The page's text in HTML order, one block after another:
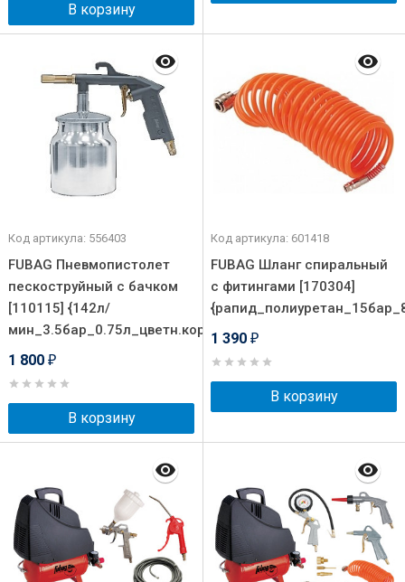
В корзину
Код артикула: 556403
FUBAG Пневмопистолет
пескоструйный с бачком
[110115] {142л/
мин_3.5бар_0.75л_цветн.коробка}
1 800 ₽
В корзину
Код артикула: 601418
FUBAG Шланг спиральный
с фитингами [170304]
1 390 ₽
В корзину